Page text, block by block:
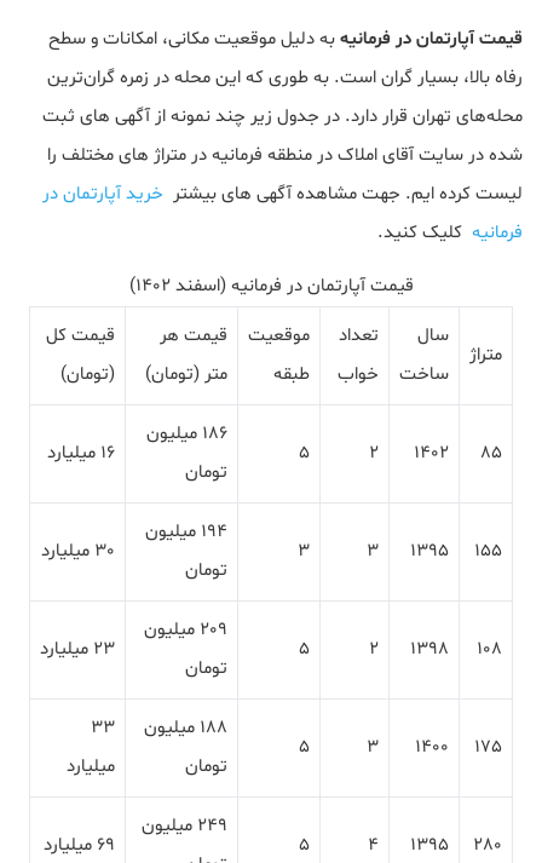
قیمت آپارتمان در فرمانیهبه دلیل موقعیت مکانی، امکانات و سطح
رفاه بالا، بسیار گران است. به طوری که این محله در زمره گران‌ترین
محله‌های تهران قرار دارد. در جدول زیر چند نمونه از آگهی های ثبت
شده در سایت آقای املاک در منطقه فرمانیه در متراژ های مختلف را
لیست کرده ایم. جهت مشاهده آگهی های بیشتر خرید آپارتمان در
فرمانیه کلیک کنید.
قیمت آپارتمان در فرمانیه (اسفند 1402)
متراژ
سال
ساخت
تعداد
خواب
موقعیت
طبقه
قیمت هر
متر (تومان)
قیمت کل
(تومان)
85
1402
2
5
186 میلیون
تومان
16 میلیارد
155
1395
3
3
194 میلیون
تومان
30 میلیارد
108
1398
2
5
209 میلیون
تومان
23 میلیارد
175
1400
3
5
188 میلیون
تومان
33
میلیارد
280
1395
4
5
249 میلیون
69 میلیارد